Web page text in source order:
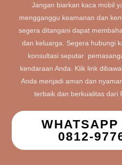
Jangan biarkan kaca mobil
mengganggu keamanan dan
segera ditangani dapat
dan keluarga. Segera hubungi
konsultasi seputar
kendaraan Anda. Klik link
Anda menjadi aman dan
terbaik dan berkualitas dari
0812-